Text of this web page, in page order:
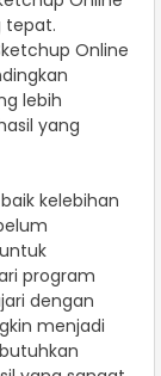
tepat.
Online
lebih
yang
kelebihan
program
dengan
menjadi